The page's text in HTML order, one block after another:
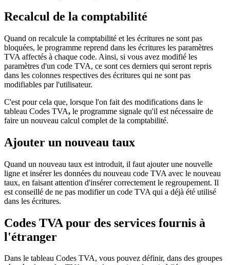
Recalcul de la comptabilité
Quand on recalcule la comptabilité et les écritures ne sont pas
bloquées, le programme reprend dans les écritures les paramètres
TVA affectés à chaque code. Ainsi, si vous avez modifié les
paramètres d'un code TVA, ce sont ces derniers qui seront repris
dans les colonnes respectives des écritures qui ne sont pas
modifiables par l'utilisateur.
C'est pour cela que, lorsque l'on fait des modifications dans le
tableau Codes TVA, le programme signale qu'il est nécessaire de
faire un nouveau calcul complet de la comptabilité.
Ajouter un nouveau taux
Quand un nouveau taux est introduit, il faut ajouter une nouvelle
ligne et insérer les données du nouveau code TVA avec le nouveau
taux, en faisant attention d'insérer correctement le regroupement. Il
est conseillé de ne pas modifier un code TVA qui a déjà été utilisé
dans les écritures.
Codes TVA pour des services fournis à
l'étranger
Dans le tableau Codes TVA, vous pouvez définir, dans des groupes